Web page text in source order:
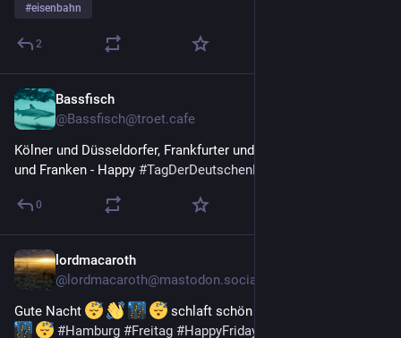
#eisenbahn
2
Bassfisch
@Bassfisch@troet.cafe
Kölner und Düsseldorfer, Frankfurter und Offenbacher, Bayern
und Franken - Happy #TagDerDeutschenEinheit
0
lordmacaroth
@ lordmacaroth@mastodon.social
Gute Nacht
schlaft schön bis Morgen
#Hamburg #Freitag #HappyFriday